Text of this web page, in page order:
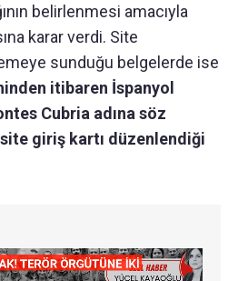
belirlenmesi amacıyla
karar verdi. Site
sunduğu belgelerde ise
itibaren İspanyol
Cubria adına söz
giriş kartı düzenlendiği